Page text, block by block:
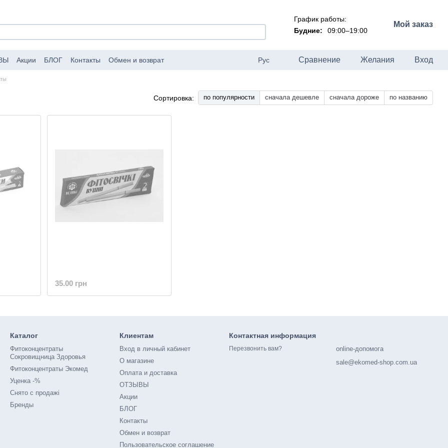
График работы:
Будние:
09:00–19:00
Мой заказ
Акции БЛОГ Контакты
Обмен и возврат
Рус Сравнение Желания Вход
Сортировка: по популярности сначала дешевле сначала дороже по названию
35.00 грн
Каталог
Фитоконцентраты
Сокровищница Здоровья
Фитоконцентраты Экомед
Уценка -%
Снято с продажі
Бренды
Клиентам
Вход в личный кабинет
О магазине
Оплата и доставка
ОТЗЫВЫ
Акции
БЛОГ
Контакты
Обмен и возврат
Пользовательское соглашение
Контактная информация
Перезвонить вам?
online-допомога
sale@ekomed-shop.com.ua